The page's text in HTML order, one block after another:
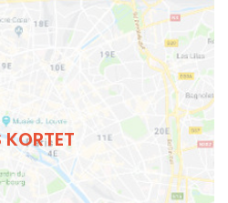
KORTET